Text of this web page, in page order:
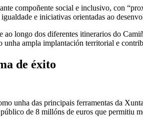
compoñente social e inclusivo, con
e iniciativas orientadas ao
ao longo dos diferentes itinerarios do
unha ampla implantación territorial e
de éxito
unha das principais ferramentas da
de 8 millóns de euros que permitiu